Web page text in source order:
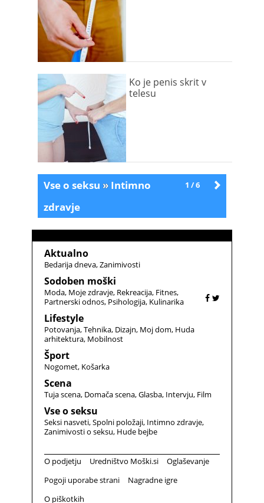
Ko je penis skrit v
telesu
Starejše
1 / 6
Vse o seksu » Intimno
zdravje
Aktualno
Bedarija dneva Zanimivosti
Sodoben moški
Moda Moje zdravje Rekreacija Fitnes
Partnerski odnos Psihologija Kulinarika
Lifestyle
Potovanja Tehnika Dizajn Moj dom Huda
arhitektura Mobilnost
Šport
Nogomet Košarka
Scena
Tuja scena Domača scena Glasba Intervju Film
Vse o seksu
Seksi nasveti Spolni položaji Intimno zdravje
Zanimivosti o seksu Hude bejbe
O podjetju Uredništvo Moški.si
Oglaševanje
Pogoji uporabe strani
Nagradne igre
O piškotkih